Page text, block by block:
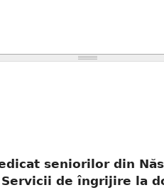
seniorilor din
de îngrijire la